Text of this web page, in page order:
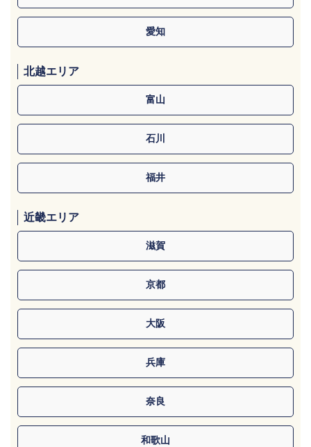
愛知
北越エリア
富山
石川
福井
近畿エリア
滋賀
京都
大阪
兵庫
奈良
和歌山